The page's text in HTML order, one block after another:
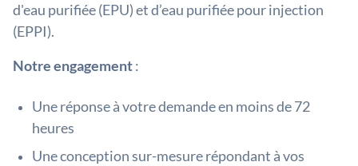
d'eau purifiée (EPU) et d’eau purifiée pour injection
(EPPI).
Notre engagement:
Une réponse à votre demande en moins de 72
heures
Une conception sur-mesure répondant à vos